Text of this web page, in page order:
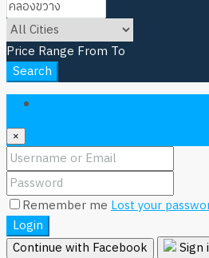
Price Range From To
Search
×
Remember me Lost your
Login
Continue with Facebook
Sign